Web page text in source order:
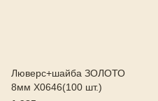
Люверс+шайба ЗОЛОТО
8мм X0646(100 шт.)